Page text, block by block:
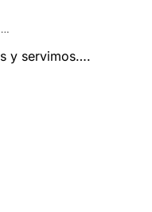
y servimos….